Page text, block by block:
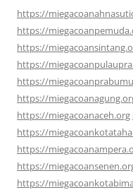
https://
https://
https://
https://
https://
https://
https://miegacoanaceh.org
https://
https://
https://
https://